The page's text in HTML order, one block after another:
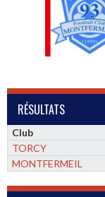
RÉSULTATS
Club
TORCY
MONTFERMEIL